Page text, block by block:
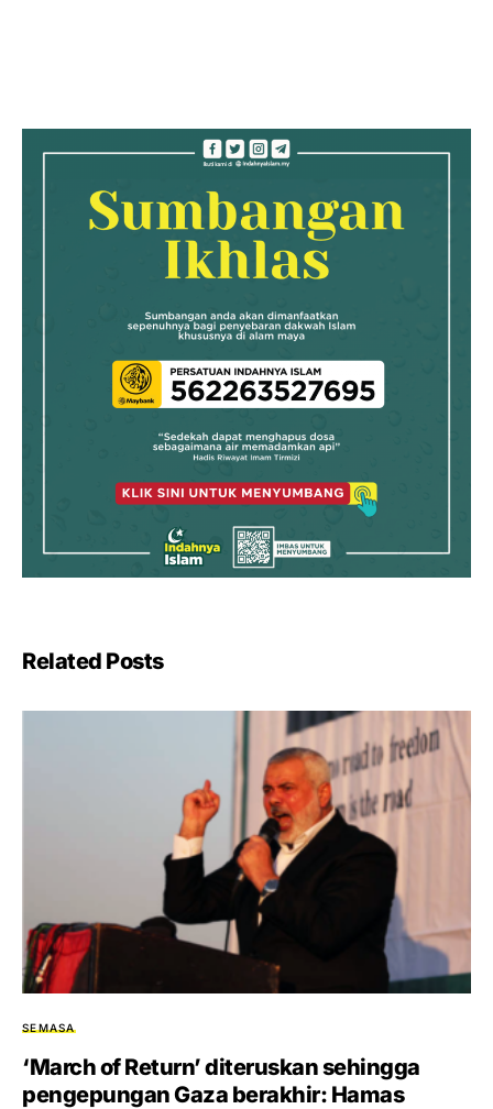
Related Posts
SEMASA
‘March of Return’ diteruskan sehingga
pengepungan Gaza berakhir: Hamas